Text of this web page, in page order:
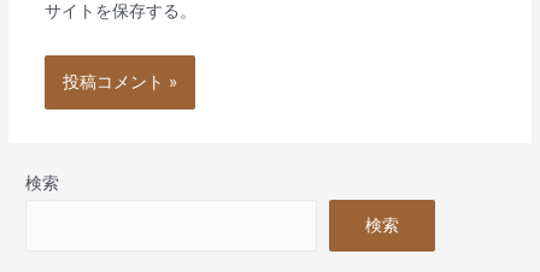
サイトを保存する。
検索
検索